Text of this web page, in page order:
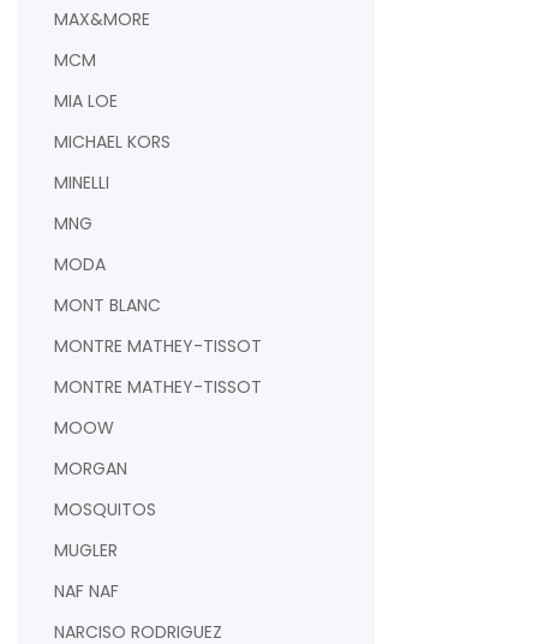
MAX&MORE
MCM
MIA LOE
MICHAEL KORS
MINELLI
MNG
MODA
MONT BLANC
MONTRE MATHEY-TISSOT
MONTRE MATHEY-TISSOT
MOOW
MORGAN
MOSQUITOS
MUGLER
NAF NAF
NARCISO RODRIGUEZ